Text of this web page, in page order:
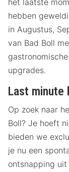
het laatste
hebben
in Augustus,
van Bad Boll
upgrades.
Last minute
Op zoek naar
Boll? Je hoeft
bieden we
je nu een
ontsnapping